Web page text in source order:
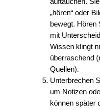
„hören“ oder
bewegt. Hören
mit
Wissen klingt
überraschend
Quellen).
Unterbrechen
um Notizen
können später